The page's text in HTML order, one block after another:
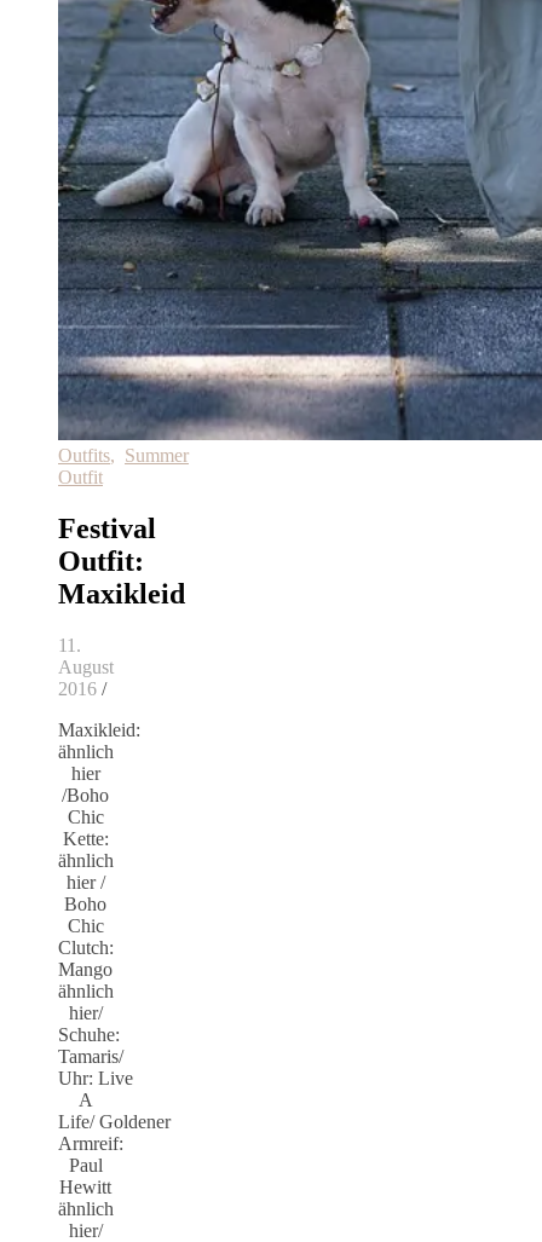
Outfits, Summer
Outfit
Festival
Outfit:
Maxikleid
11.
August
2016 /
Maxikleid:
ähnlich
hier
/Boho
Chic
Kette:
ähnlich
hier /
Boho
Chic
Clutch:
Mango
ähnlich
hier/
Schuhe:
Tamaris/
Uhr: Live
A
Life/ Goldener
Armreif:
Paul
Hewitt
ähnlich
hier/